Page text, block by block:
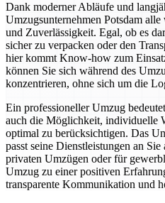
Dank moderner Abläufe und
Umzugsunternehmen Potsdam
und Zuverlässigkeit. Egal, ob es
sicher zu verpacken oder den
hier kommt Know-how zum
können Sie sich während des
konzentrieren, ohne sich um die
Ein professioneller Umzug
auch die Möglichkeit, individuelle
optimal zu berücksichtigen. Das
passt seine Dienstleistungen an
privaten Umzügen oder für
Umzug zu einer positiven
transparente Kommunikation und